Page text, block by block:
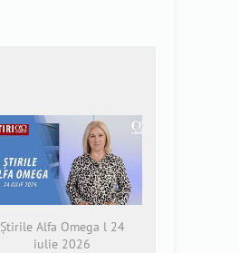
Știrile Alfa Omega l 24
iulie 2026